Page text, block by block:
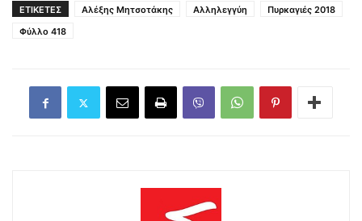
ΕΤΙΚΕΤΕΣ Αλέξης Μητσοτάκης Αλληλεγγύη
Πυρκαγιές 2018
Φύλλο 418